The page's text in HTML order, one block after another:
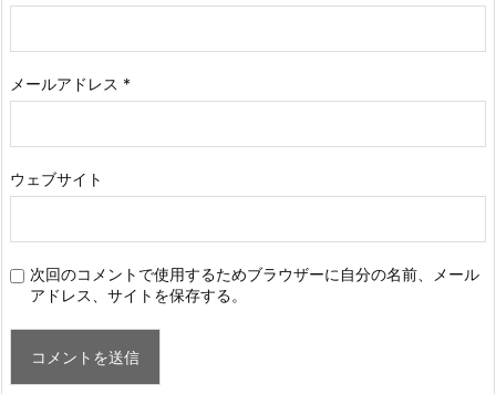
メールアドレス *
ウェブサイト
次回のコメントで使用するためブラウザーに自分の名前、メール
アドレス、サイトを保存する。